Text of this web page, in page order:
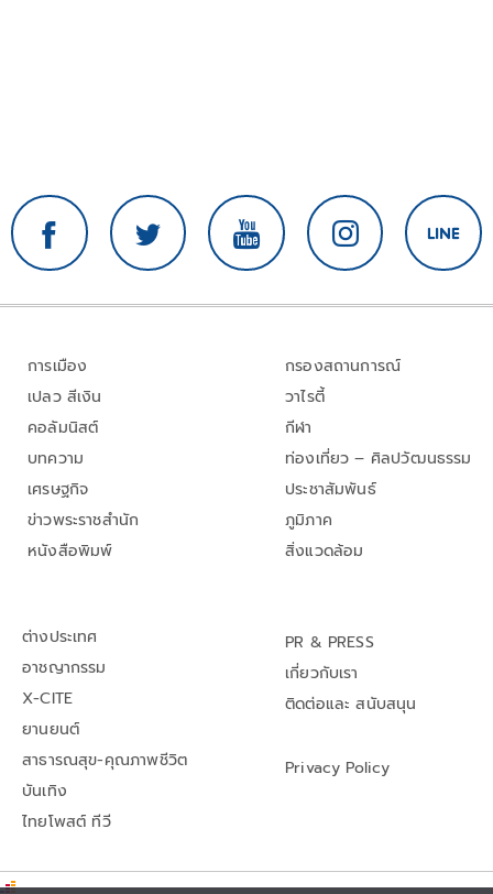
การเมือง
เปลว สีเงิน
คอลัมนิสต์
บทความ
เศรษฐกิจ
ข่าวพระราชสำนัก
หนังสือพิมพ์
กรองสถานการณ์
วาไรตี้
กีฬา
ท่องเที่ยว – ศิลปวัฒนธรรม
ประชาสัมพันธ์
ภูมิภาค
สิ่งแวดล้อม
ต่างประเทศ
อาชญากรรม
X-CITE
ยานยนต์
สาธารณสุข-คุณภาพชีวิต
บันเทิง
ไทยโพสต์ ทีวี
PR & PRESS
เกี่ยวกับเรา
ติดต่อและ สนับสนุน
Privacy Policy